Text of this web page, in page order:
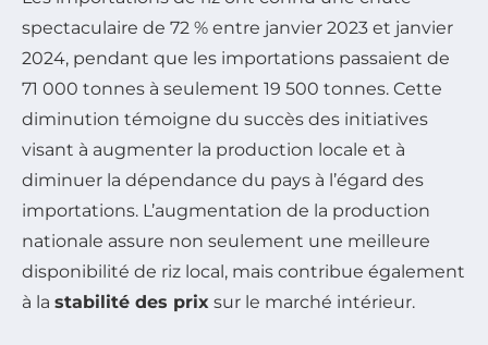
spectaculaire de 72 % entre janvier 2023 et janvier
2024, pendant que les importations passaient de
71 000 tonnes à seulement 19 500 tonnes. Cette
diminution témoigne du succès des initiatives
visant à augmenter la production locale et à
diminuer la dépendance du pays à l’égard des
importations. L’augmentation de la production
nationale assure non seulement une meilleure
disponibilité de riz local, mais contribue également
à la stabilité des prix sur le marché intérieur.